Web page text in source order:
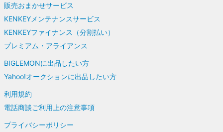
販売おまかせサービス
KENKEYメンテナンスサービス
KENKEYファイナンス（分割払い）
プレミアム・アライアンス
BIGLEMONに出品したい方
Yahoo!オークションに出品したい方
利用規約
電話商談ご利用上の注意事項
プライバシーポリシー